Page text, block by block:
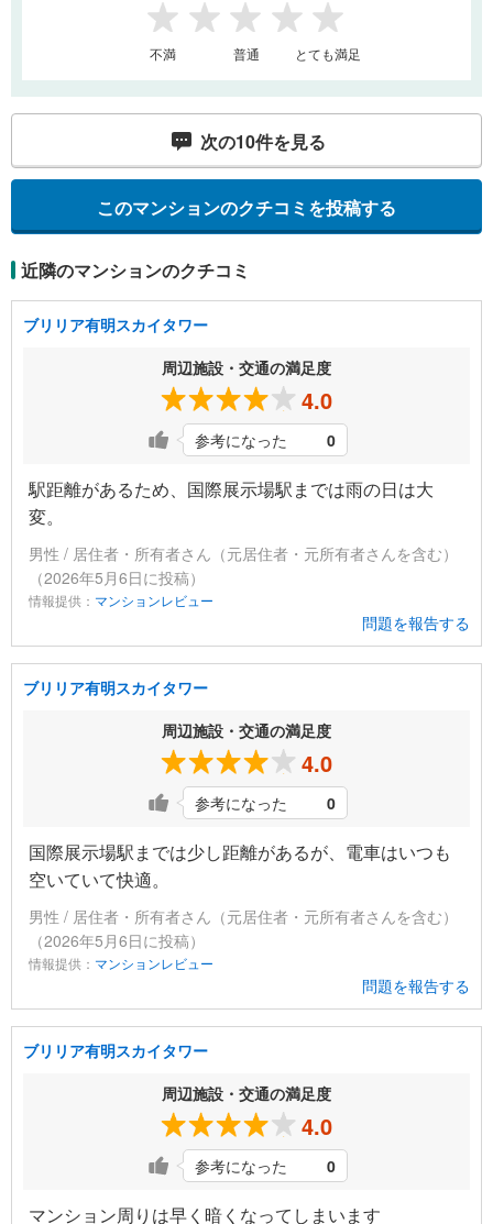
1 2 3 4 5
不満 普通 とても満足
次の10件を見る
このマンションのクチコミを投稿する
近隣のマンションのクチコミ
ブリリア有明スカイタワー
周辺施設・交通の満足度
4.0
参考になった 0
駅距離があるため、国際展示場駅までは雨の日は大
変。
男性 / 居住者・所有者さん（元居住者・元所有者さんを含む）
（2026年5月6日に投稿）
情報提供： マンションレビュー
問題を報告する
ブリリア有明スカイタワー
周辺施設・交通の満足度
4.0
参考になった 0
国際展示場駅までは少し距離があるが、電車はいつも
空いていて快適。
男性 / 居住者・所有者さん（元居住者・元所有者さんを含む）
（2026年5月6日に投稿）
情報提供： マンションレビュー
問題を報告する
ブリリア有明スカイタワー
周辺施設・交通の満足度
4.0
参考になった 0
マンション周りは早く暗くなってしまいます